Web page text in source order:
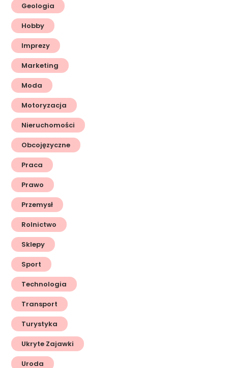
Geologia
Hobby
Imprezy
Marketing
Moda
Motoryzacja
Nieruchomości
Obcojęzyczne
Praca
Prawo
Przemysł
Rolnictwo
Sklepy
Sport
Technologia
Transport
Turystyka
Ukryte Zajawki
Uroda